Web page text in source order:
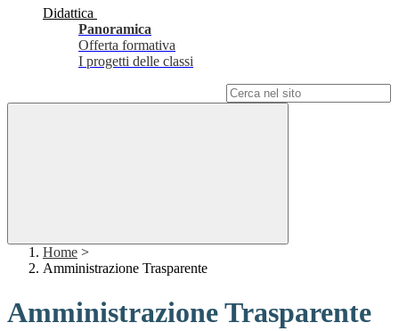
Didattica
Panoramica
Offerta formativa
I progetti delle classi
Home >
Amministrazione Trasparente
Amministrazione Trasparente